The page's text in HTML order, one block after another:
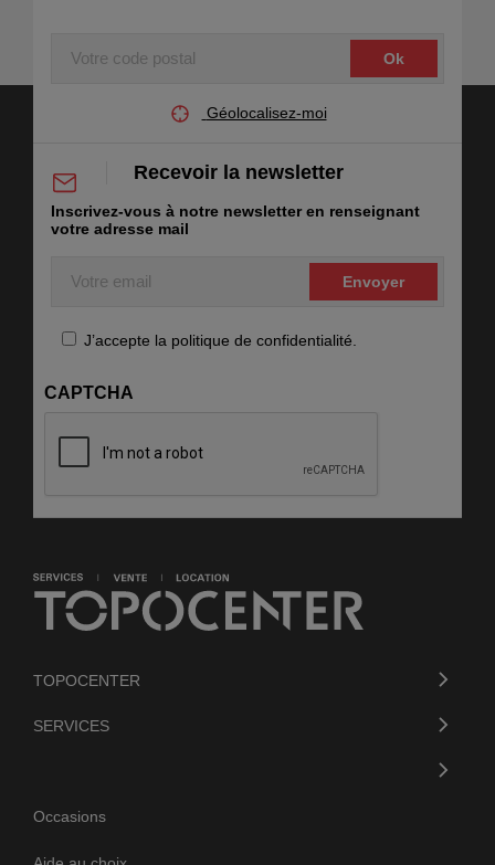
Votre
code
Géolocalisez-moi
Recevoir la newsletter
Inscrivez-vous à notre newsletter en renseignant
votre adresse mail
Votre
email
CAPTCHA
RGPDJ’accepte la politique de confidentialité.
TOPOCENTER
SERVICES
Occasions